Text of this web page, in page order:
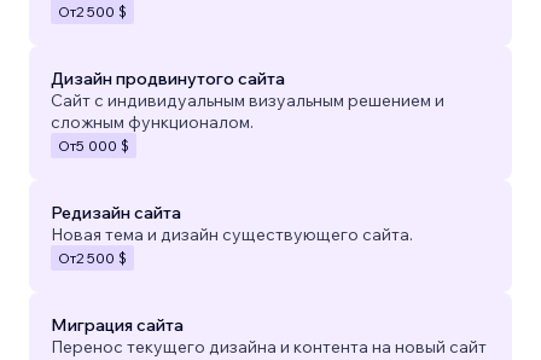
От2 500 $
Дизайн продвинутого сайта
Сайт с индивидуальным визуальным решением и
сложным функционалом.
От5 000 $
Редизайн сайта
Новая тема и дизайн существующего сайта.
От2 500 $
Миграция сайта
Перенос текущего дизайна и контента на новый сайт